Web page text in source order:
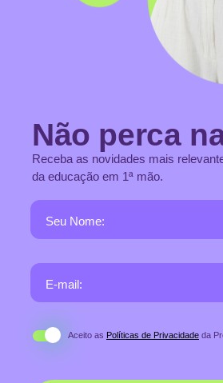
Não perca
Receba as novidades mais
da educação em 1ª mão.
Seu Nome:
E-mail:
Aceito as Políticas de Privacidade da